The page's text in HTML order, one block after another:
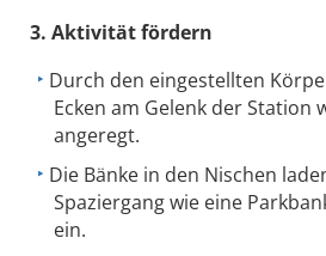
3. Aktivität fördern
Durch den eingestellten
Ecken am Gelenk der Station
angeregt.
Die Bänke in den Nischen
Spaziergang wie eine
ein.